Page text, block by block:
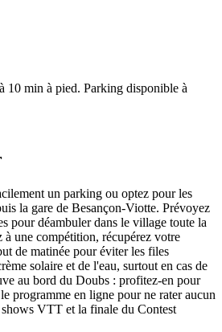
10 min à pied. Parking disponible à
un parking ou optez pour les
la gare de Besançon-Viotte. Prévoyez
pour déambuler dans le village toute la
une compétition, récupérez votre
de matinée pour éviter les files
solaire et de l'eau, surtout en cas de
au bord du Doubs : profitez-en pour
programme en ligne pour ne rater aucun
VTT et la finale du Contest